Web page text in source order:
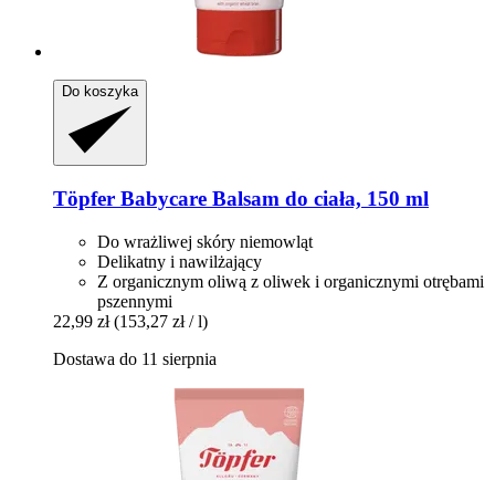
Do koszyka
Töpfer Babycare Balsam do ciała, 150 ml
Do wrażliwej skóry niemowląt
Delikatny i nawilżający
Z organicznym oliwą z oliwek i organicznymi otrębami
pszennymi
22,99 zł (153,27 zł / l)
Dostawa do 11 sierpnia